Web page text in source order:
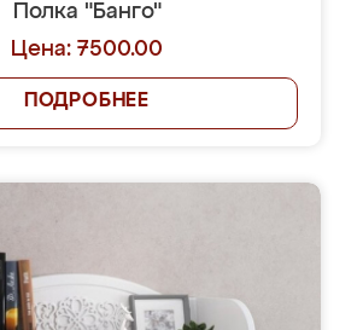
Полка "Банго"
Цена: 7500.00
ПОДРОБНЕЕ